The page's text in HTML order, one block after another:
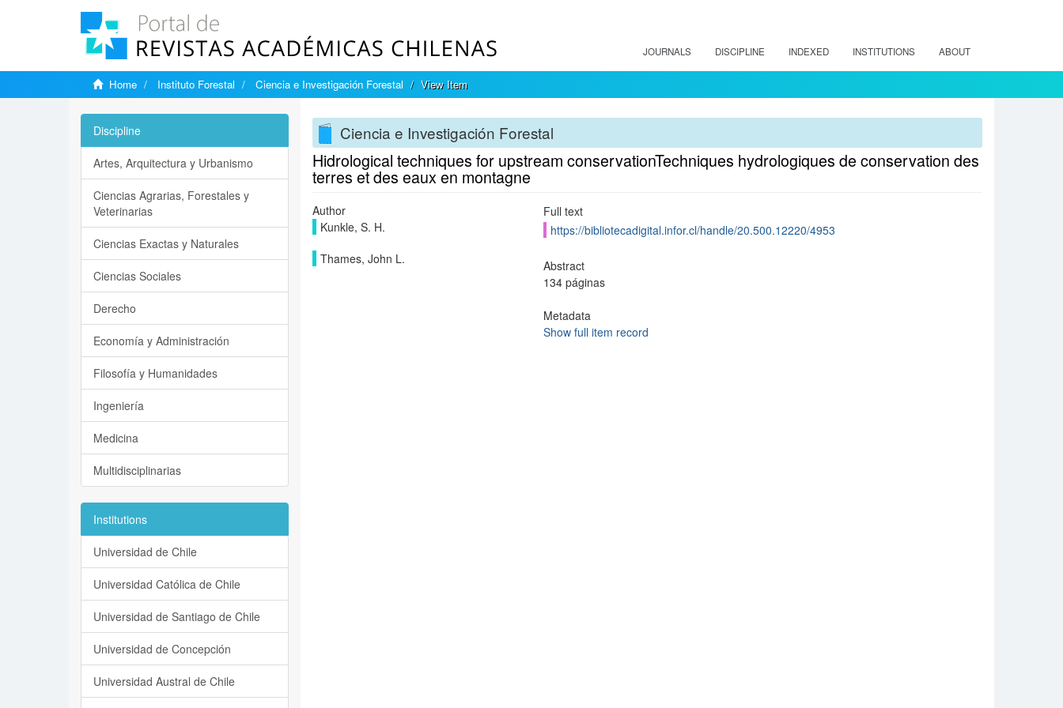
JOURNALS DISCIPLINE INDEXED INSTITUTIONS ABOUT
Home Instituto Forestal Ciencia e Investigación Forestal View Item
Ciencia e Investigación Forestal
Hidrological techniques for upstream conservationTechniques hydrologiques de conservation des
terres et des eaux en montagne
Author
Kunkle, S. H.
Thames, John L.
Full text
https://bibliotecadigital.infor.cl/handle/20.500.12220/4953
Abstract
134 páginas
Metadata
Show full item record
Discipline
Artes, Arquitectura y Urbanismo
Ciencias Agrarias, Forestales y
Veterinarias
Ciencias Exactas y Naturales
Ciencias Sociales
Derecho
Economía y Administración
Filosofía y Humanidades
Ingeniería
Medicina
Multidisciplinarias
Institutions
Universidad de Chile
Universidad Católica de Chile
Universidad de Santiago de Chile
Universidad de Concepción
Universidad Austral de Chile